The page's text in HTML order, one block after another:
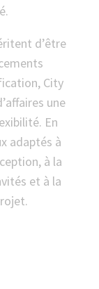
d’être
City
une
En
adaptés à
à la
et à la